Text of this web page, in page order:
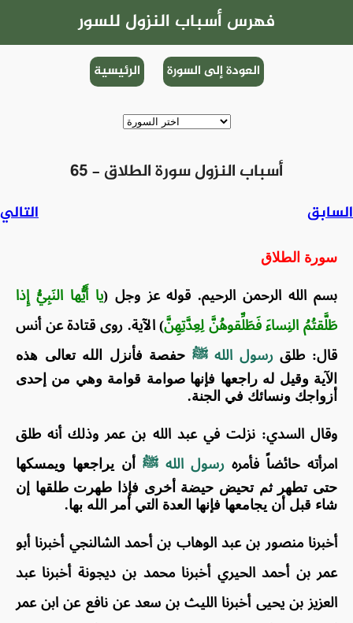
فهرس أسباب النزول للسور
الرئيسية العودة إلى السورة
65 - أسباب النزول سورة الطلاق
التالي السابق
سورة الطلاق
بسم الله الرحمن الرحيم. قوله عز وجل (يا أَيُّها النَبِيُّ إِذا
طَلَّقتُمُ النِساءَ فَطَلِّقوهُنَّ لِعِدَّتِهِنَّ) الآية. روى قتادة عن أنس
قال: طلقرسول الله ﷺ حفصة فأنزل الله تعالى هذه
الآية وقيل له راجعها فإنها صوامة قوامة وهي من إحدى
أزواجك ونسائك في الجنة.
وقال السدي: نزلت في عبد الله بن عمر وذلك أنه طلق
امرأته حائضاً فأمره رسول الله ﷺ أن يراجعها ويمسكها
حتى تطهر ثم تحيض حيضة أخرى فإذا طهرت طلقها إن
شاء قبل أن يجامعها فإنها العدة التي أمر الله بها.
أخبرنا منصور بن عبد الوهاب بن أحمد الشالنجي أخبرنا أبو
عمر بن أحمد الحيري أخبرنا محمد بن ديجونة أخبرنا عبد
العزيز بن يحيى أخبرنا الليث بن سعد عن نافع عن ابن عمر